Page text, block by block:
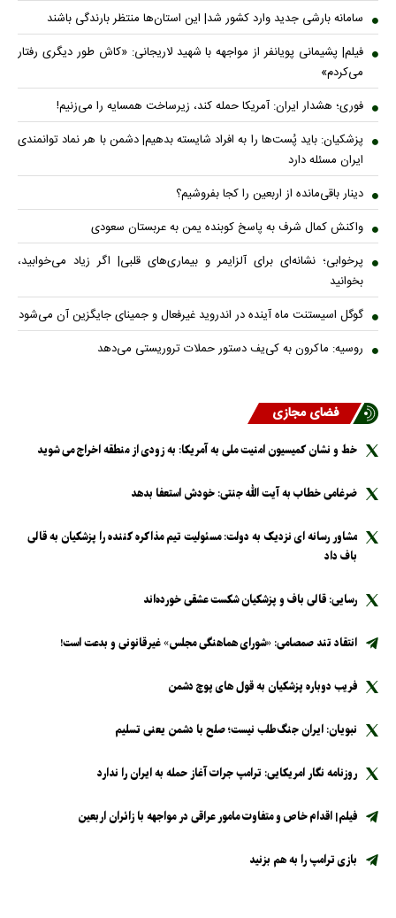
سامانه بارشی جدید وارد کشور شد| این استان‌ها منتظر بارندگی باشند
فیلم| پشیمانی پویانفر از مواجهه با شهید لاریجانی: «کاش طور دیگری رفتار
می‌کردم»
فوری؛ هشدار ایران: آمریکا حمله کند، زیرساخت همسایه را می‌زنیم!
پزشکیان: باید پُست‌ها را به افراد شایسته بدهیم| دشمن با هر نماد توانمندی
ایران مسئله دارد
دینار باقی‌مانده از اربعین را کجا بفروشیم؟
واکنش کمال شرف به پاسخ کوبنده یمن به عربستان سعودی
پرخوابی؛ نشانه‌ای برای آلزایمر و بیماری‌های قلبی| اگر زیاد می‌خوابید،
بخوانید
گوگل اسیستنت ماه آینده در اندروید غیرفعال و جمینای جایگزین آن می‌شود
روسیه: ماکرون به کی‌یف دستور حملات تروریستی می‌دهد
فضای مجازی
خط و نشان کمیسیون امنیت ملی به آمریکا: به زودی از منطقه اخراج می شوید
ضرغامی خطاب به آیت الله جنتی: خودش استعفا بدهد
مشاور رسانه ای نزدیک به دولت: مسئولیت تیم مذاکره کننده را پزشکیان به قالی
باف داد
رسایی: قالی باف و پزشکیان شکست عشقی خورده‌اند
انتقاد تند صمصامی: «شورای هماهنگی مجلس» غیرقانونی و بدعت است!
فریب دوباره پزشکیان به قول های پوچ دشمن
نبویان: ایران جنگ‌طلب نیست؛ صلح با دشمن یعنی تسلیم
روزنامه نگار امریکایی: ترامپ جرات آغاز حمله به ایران را ندارد
فیلم| اقدام خاص و متفاوت مامور عراقی در مواجهه با زائران اربعین
بازی ترامپ را به هم بزنید